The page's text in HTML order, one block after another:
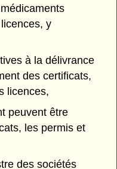
y
à la délivrance
des certificats,
licences,
peuvent être
les permis et
des sociétés